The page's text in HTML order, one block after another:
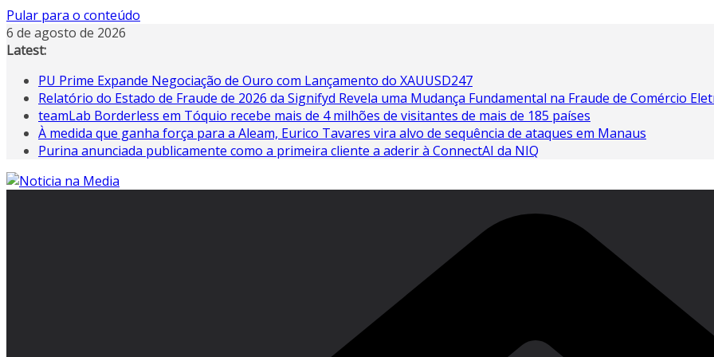
Pular para o conteúdo
6 de agosto de 2026
Latest:
PU Prime Expande Negociação de Ouro com Lançamento do XAUUSD247
Relatório do Estado de Fraude de 2026 da Signifyd Revela uma Mudança Fundamental na Fraude de Comércio
teamLab Borderless em Tóquio recebe mais de 4 milhões de visitantes de mais de 185 países
À medida que ganha força para a Aleam, Eurico Tavares vira alvo de sequência de ataques em Manaus
Purina anunciada publicamente como a primeira cliente a aderir à ConnectAI da NIQ